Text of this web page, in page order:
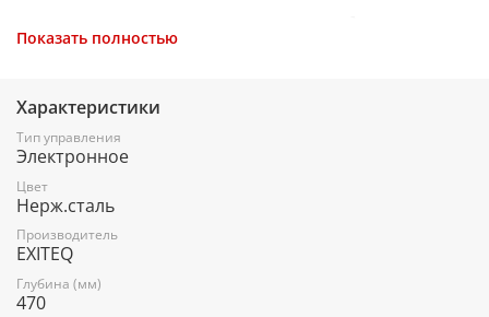
Режимы работы: отвод/рециркуляция
Управление: электронное
Управление и функции:
Сенсорное управление
3 скорости
Показать полностью
Характеристики
Тип управления
Электронное
Цвет
Нерж.сталь
Производитель
EXITEQ
Глубина (мм)
470